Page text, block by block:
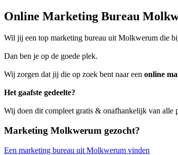
Online Marketing Bureau
Wil jij een top marketing bureau uit Molkwerum die
Dan ben je op de goede plek.
Wij zorgen dat jij die op zoek bent naar een online
Het gaafste gedeelte?
Wij doen dit compleet gratis & onafhankelijk van
Marketing Molkwerum gezocht?
Een marketing bureau uit Molkwerum vinden